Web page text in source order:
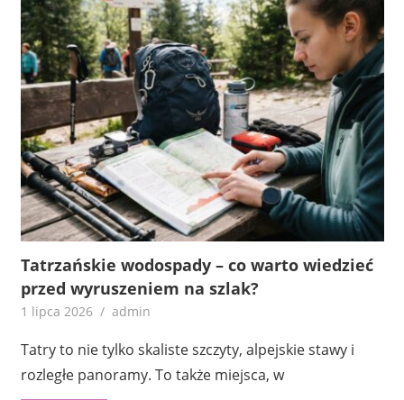
Tatrzańskie wodospady – co warto wiedzieć
przed wyruszeniem na szlak?
1 lipca 2026 admin
Tatry to nie tylko skaliste szczyty, alpejskie stawy i
rozległe panoramy. To także miejsca, w